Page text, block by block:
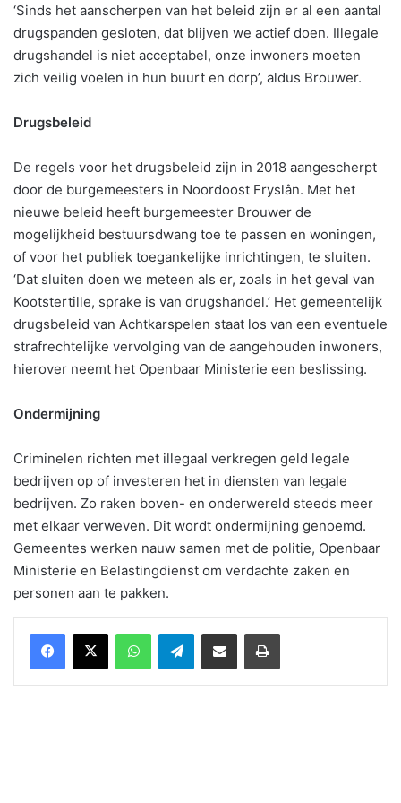
‘Sinds het aanscherpen van het beleid zijn er al een aantal
drugspanden gesloten, dat blijven we actief doen. Illegale
drugshandel is niet acceptabel, onze inwoners moeten
zich veilig voelen in hun buurt en dorp’, aldus Brouwer.
Drugsbeleid
De regels voor het drugsbeleid zijn in 2018 aangescherpt
door de burgemeesters in Noordoost Fryslân. Met het
nieuwe beleid heeft burgemeester Brouwer de
mogelijkheid bestuursdwang toe te passen en woningen,
of voor het publiek toegankelijke inrichtingen, te sluiten.
‘Dat sluiten doen we meteen als er, zoals in het geval van
Kootstertille, sprake is van drugshandel.’ Het gemeentelijk
drugsbeleid van Achtkarspelen staat los van een eventuele
strafrechtelijke vervolging van de aangehouden inwoners,
hierover neemt het Openbaar Ministerie een beslissing.
Ondermijning
Criminelen richten met illegaal verkregen geld legale
bedrijven op of investeren het in diensten van legale
bedrijven. Zo raken boven- en onderwereld steeds meer
met elkaar verweven. Dit wordt ondermijning genoemd.
Gemeentes werken nauw samen met de politie, Openbaar
Ministerie en Belastingdienst om verdachte zaken en
personen aan te pakken.
WhatsAppTelegramDelen via Email Print